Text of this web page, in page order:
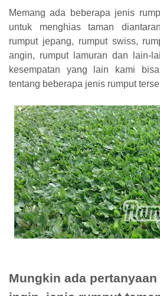
Memang ada beberapa jenis
untuk menghias taman
rumput jepang, rumput swiss,
angin, rumput lamuran dan lain-
kesempatan yang lain kami
tentang beberapa jenis rumput
Mungkin ada